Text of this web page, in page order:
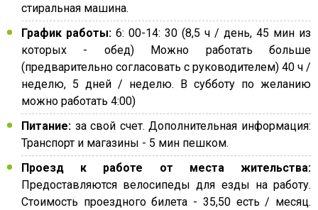
стиральная машина.
График работы: 6: 00-14: 30 (8,5 ч / день, 45 мин из
которых - обед) Можно работать больше
(предварительно согласовать с руководителем) 40 ч /
неделю, 5 дней / неделю. В субботу по желанию
можно работать 4:00)
Питание: за свой счет. Дополнительная информация:
Транспорт и магазины - 5 мин пешком.
Проезд к работе от места жительства:
Предоставляются велосипеды для езды на работу.
Стоимость проездного билета - 35,50 есть / месяц.